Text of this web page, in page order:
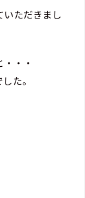
ただきまし
・・
た。